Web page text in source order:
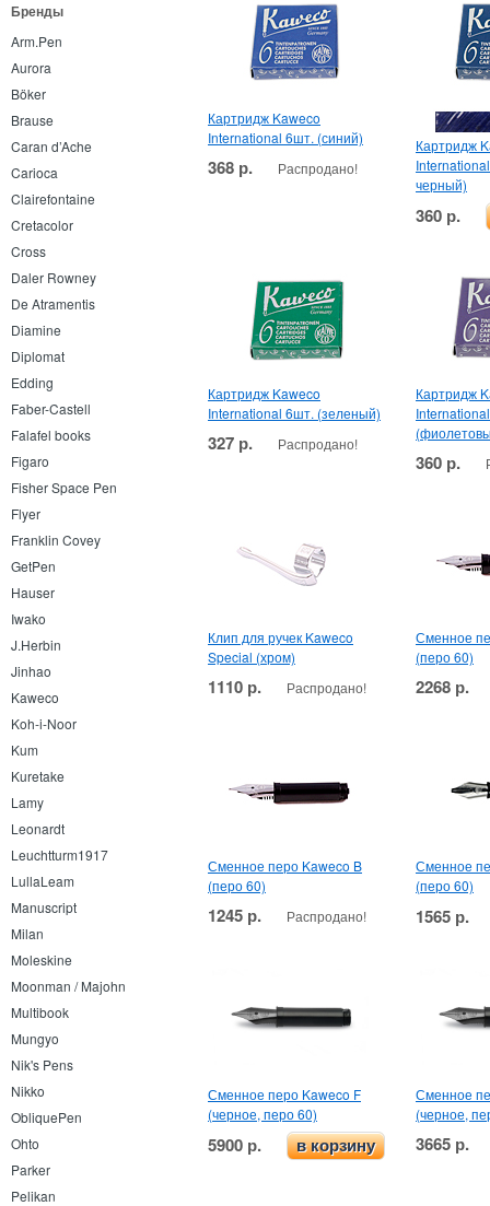
Бренды
Arm.Pen
Aurora
Böker
Brause
Caran d’Ache
Carioca
Clairefontaine
Cretacolor
Cross
Daler Rowney
De Atramentis
Diamine
Diplomat
Edding
Faber-Castell
Falafel books
Figaro
Fisher Space Pen
Flyer
Franklin Covey
GetPen
Hauser
Iwako
J.Herbin
Jinhao
Kaweco
Koh-i-Noor
Kum
Kuretake
Lamy
Leonardt
Leuchtturm1917
LullaLeam
Manuscript
Milan
Moleskine
Moonman / Majohn
Multibook
Mungyo
Nik's Pens
Nikko
ObliquePen
Ohto
Parker
Pelikan
Картридж Kaweco
International 6шт. (синий)
368 р. Распродано!
Картридж
черный)
360 р.
Картридж Kaweco
International 6шт. (зеленый)
327 р. Распродано!
Картридж
360 р.
Клип для ручек Kaweco
Special (хром)
1110 р. Распродано!
Сменное
(перо 60)
2268 р.
Сменное перо Kaweco B
(перо 60)
1245 р. Распродано!
Сменное
(перо 60)
1565 р.
Сменное перо Kaweco F
(черное, перо 60)
5900 р. в корзину
Сменное
(черное,
3665 р.